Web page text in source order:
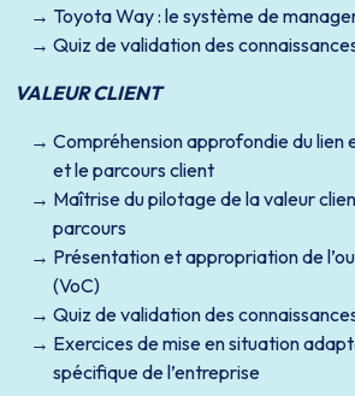
Toyota Way : le système de
Quiz de validation des
VALEUR CLIENT
Compréhension approfondie du lien
et le parcours client
Maîtrise du pilotage de la valeur
parcours
Présentation et appropriation de
(VoC)
Quiz de validation des
Exercices de mise en situation
spécifique de l’entreprise